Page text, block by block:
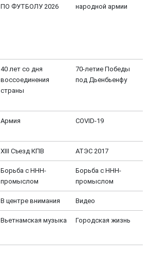
ПО ФУТБОЛУ 2026
народной армии
40 лет со дня
воссоединения
страны
70-летие Победы
под Дьенбьенфу
Aрмия COVID-19
XIII Cъезд КПВ АТЭС 2017
Борьба с ННН-
промыслом
Борьба с ННН-
промыслом
В центре внимания Видео
Вьетнамская музыка Городская жизнь